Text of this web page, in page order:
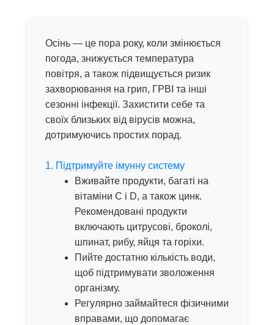
Осінь — це пора року, коли змінюється
погода, знижується температура
повітря, а також підвищується ризик
захворювання на грип, ГРВІ та інші
сезонні інфекції. Захистити себе та
своїх близьких від вірусів можна,
дотримуючись простих порад.
1. Підтримуйте імунну систему
Вживайте продукти, багаті на
вітаміни С і D, а також цинк.
Рекомендовані продукти
включають цитрусові, броколі,
шпинат, рибу, яйця та горіхи.
Пийте достатню кількість води,
щоб підтримувати зволоження
організму.
Регулярно займайтеся фізичними
вправами, що допомагає